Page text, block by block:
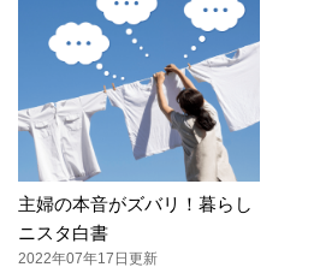
主婦の本音がズバリ！暮らし
ニスタ白書
2022年07年17日更新